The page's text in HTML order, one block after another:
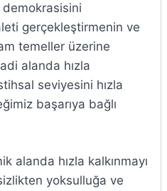
demokrasisini
gerçekleştirmenin ve
temeller üzerine
alanda hızla
seviyesini hızla
başarıya bağlı
alanda hızla kalkınmayı
yoksulluğa ve